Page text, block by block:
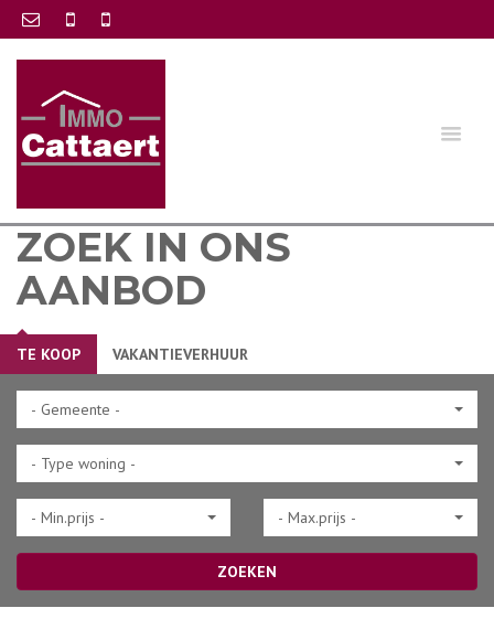
ZOEK IN ONS
AANBOD
- Gemeente -
- Type woning -
- Min.prijs - - Max.prijs -
ZOEKEN
TE KOOP VAKANTIEVERHUUR